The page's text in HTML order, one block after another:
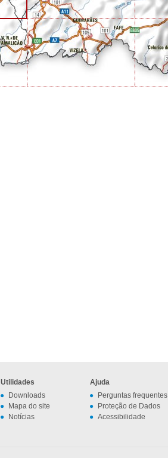
Utilidades
Downloads
Mapa do site
Notícias
Ajuda
Perguntas frequentes
Proteção de Dados
Acessibilidade